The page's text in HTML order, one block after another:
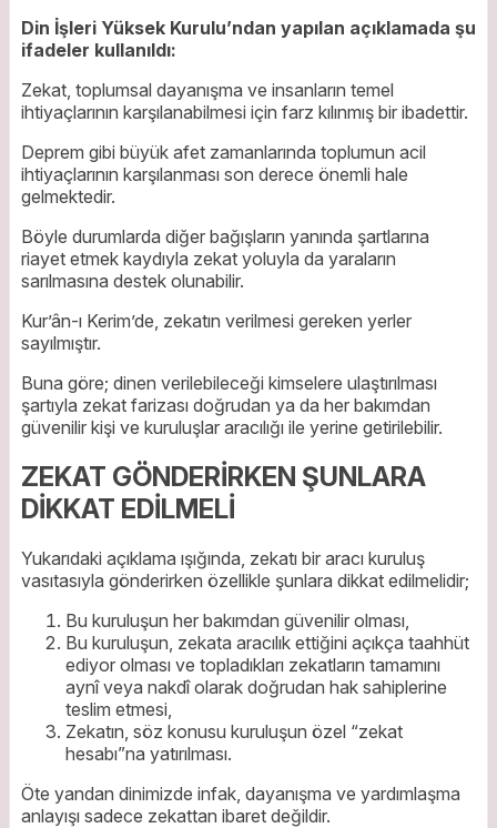
Din İşleri Yüksek Kurulu’ndan yapılan açıklamada şu
ifadeler kullanıldı:
Zekat, toplumsal dayanışma ve insanların temel
ihtiyaçlarının karşılanabilmesi için farz kılınmış bir ibadettir.
Deprem gibi büyük afet zamanlarında toplumun acil
ihtiyaçlarının karşılanması son derece önemli hale
gelmektedir.
Böyle durumlarda diğer bağışların yanında şartlarına
riayet etmek kaydıyla zekat yoluyla da yaraların
sarılmasına destek olunabilir.
Kur’ân-ı Kerim’de, zekatın verilmesi gereken yerler
sayılmıştır.
Buna göre; dinen verilebileceği kimselere ulaştırılması
şartıyla zekat farizası doğrudan ya da her bakımdan
güvenilir kişi ve kuruluşlar aracılığı ile yerine getirilebilir.
ZEKAT GÖNDERİRKEN ŞUNLARA
DİKKAT EDİLMELİ
Yukarıdaki açıklama ışığında, zekatı bir aracı kuruluş
vasıtasıyla gönderirken özellikle şunlara dikkat edilmelidir;
Bu kuruluşun her bakımdan güvenilir olması,
Bu kuruluşun, zekata aracılık ettiğini açıkça taahhüt
ediyor olması ve topladıkları zekatların tamamını
aynî veya nakdî olarak doğrudan hak sahiplerine
teslim etmesi,
Zekatın, söz konusu kuruluşun özel “zekat
hesabı”na yatırılması.
Öte yandan dinimizde infak, dayanışma ve yardımlaşma
anlayışı sadece zekattan ibaret değildir.